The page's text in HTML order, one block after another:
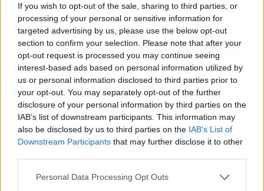
If you wish to opt-out of the sale, sharing to third parties, or
processing of your personal or sensitive information for
targeted advertising by us, please use the below opt-out
section to confirm your selection. Please note that after your
opt-out request is processed you may continue seeing
interest-based ads based on personal information utilized by
us or personal information disclosed to third parties prior to
your opt-out. You may separately opt-out of the further
disclosure of your personal information by third parties on the
IAB’s list of downstream participants. This information may
also be disclosed by us to third parties on the IAB’s List of
Downstream Participants that may further disclose it to other
Please note that this website/app uses one or more Google
Personal Data Processing Opt Outs
1 Έφυγαν οι συνεργάτες, μένει η Μαρία
Καρυστιανού - Η επόμενη μέρα για την
«Ελπίδα για τη Δημοκρατία»
2Σαμοθράκη: «Μαμά νόμιζες ότι δε θα σε
ξαναδώ;» – Τα πρώτα λόγια του 22χρονου
που έπεσε σε κανάλι με καυτό νερό
3Συγκίνηση στο τελευταίο αντίο στον Λάκη
Χαλκιά: Με την «Φάμπρικα», λαούτο και
κλαρίνα αποχαιρέτησαν την εμβληματική
φωνή της μεταπολίτευσης
4Η βαθμολογία της UEFA μετά την ισοπαλία
Ποιος είναι ο ελληνοκύπριος Sir Ντέμης
Χασάμπης: Από το σκάκι, στο Νόμπελ